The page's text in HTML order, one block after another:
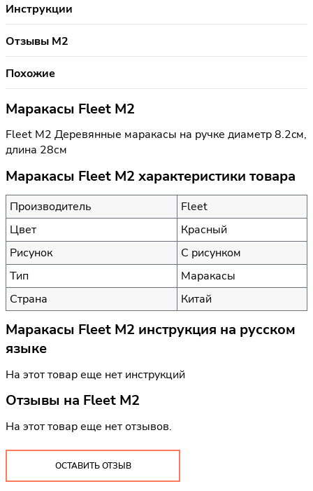
Инструкции
Отзывы M2
Похожие
Маракасы Fleet M2
Fleet M2 Деревянные маракасы на ручке диаметр 8.2cм,
длина 28см
Маракасы Fleet M2 характеристики товара
Производитель
Fleet
Цвет
Красный
Рисунок
С рисунком
Тип
Маракасы
Страна
Китай
Маракасы Fleet M2 инструкция на русском
языке
На этот товар еще нет инструкций
Отзывы на Fleet M2
На этот товар еще нет отзывов.
ОСТАВИТЬ ОТЗЫВ